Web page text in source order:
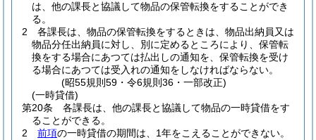
は、他の課長と協議して物品の保管転換をすることができ
る。
2
各課長は、物品の保管転換をするときは、物品出納員又は
物品分任出納員に対し、別に定めるところにより、保管転
換をする場合にあつては払出しの通知を、保管転換を受け
る場合にあつては受入れの通知をしなければならない。
(昭55規則59・令6規則36・一部改正)
(一時貸借)
第20条
各課長は、他の課長と協議して物品の一時貸借をす
ることができる。
2
前項の一時貸借の期間は、1年をこえることができない。